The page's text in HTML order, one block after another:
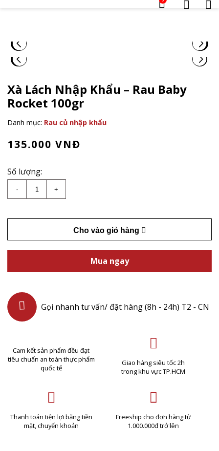
Xà Lách Nhập Khẩu – Rau Baby
Rocket 100gr
Danh mục: Rau củ nhập khẩu
135.000 VNĐ
Số lượng:
- Xà Lách Nhập Khẩu - Rau Baby Rocket 100gr số
+
Cho vào giỏ hàng
Mua ngay
Gọi nhanh tư vấn/ đặt hàng (8h - 24h) T2 - CN
Cam kết sản phẩm đều đạt
tiêu chuẩn an toàn thực phẩm
quốc tế
Giao hàng siêu tốc 2h
trong khu vực TP.HCM
Thanh toán tiện lợi bằng tiền
mặt, chuyển khoản
Freeship cho đơn hàng từ
1.000.000đ trở lên